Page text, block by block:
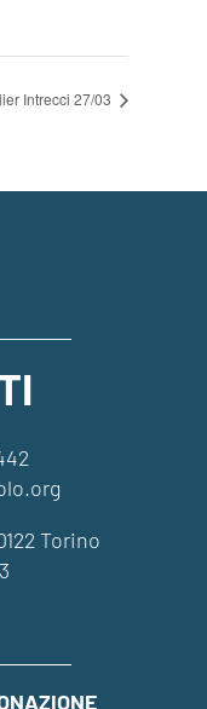
Intrecci 27/03
Torino